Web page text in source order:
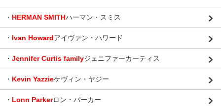
・ HERMAN SMITHハーマン・スミス
・ Ivan Howardアイヴァン・ハワード
・ Jennifer Curtis familyジェニファーカーティス
・ Kevin Yazzieケヴィン・ヤジー
・ Lonn Parkerロン・パーカー